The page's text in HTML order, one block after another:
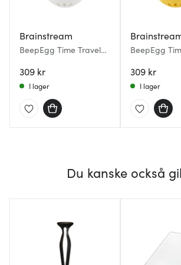
Brainstream
BeepEgg Time Travel
309 kr
I lager
BeepEgg
309 kr
I lager
Du kanske också